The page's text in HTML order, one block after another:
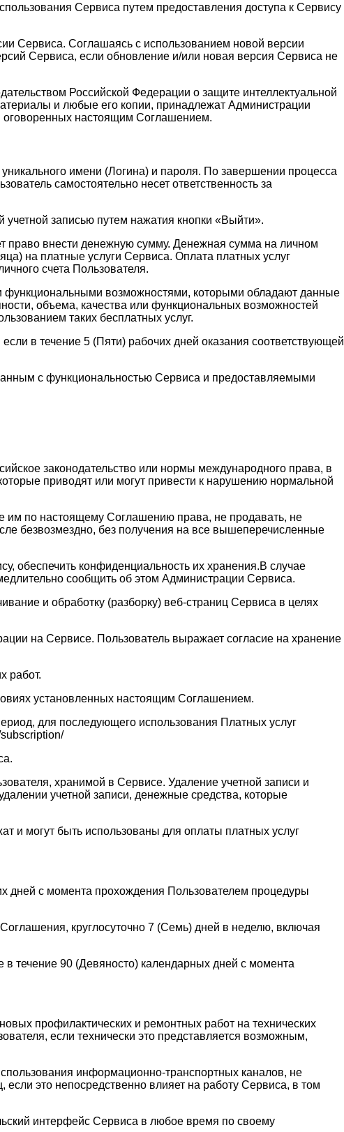
Сервиса путем предоставления доступа к Сервису
Сервиса. Соглашаясь с использованием новой версии
Сервиса, если обновление и/или новая версия Сервиса не
Российской Федерации о защите интеллектуальной
и любые его копии, принадлежат Администрации
оговоренных настоящим Соглашением.
имени (Логина) и пароля. По завершении процесса
самостоятельно несет ответственность за
записью путем нажатия кнопки «Выйти».
право внести денежную сумму. Денежная сумма на личном
на платные услуги Сервиса. Оплата платных услуг
счета Пользователя.
функциональными возможностями, которыми обладают данные
объема, качества или функциональных возможностей
таких бесплатных услуг.
в течение 5 (Пяти) рабочих дней оказания соответствующей
с функциональностью Сервиса и предоставляемыми
законодательство или нормы международного права, в
приводят или могут привести к нарушению нормальной
им по настоящему Соглашению права, не продавать, не
безвозмездно, без получения на все вышеперечисленные
обеспечить конфиденциальность их хранения.В случае
сообщить об этом Администрации Сервиса.
и обработку (разборку) веб-страниц Сервиса в целях
на Сервисе. Пользователь выражает согласие на хранение
работ.
установленных настоящим Соглашением.
для последующего использования Платных услуг
хранимой в Сервисе. Удаление учетной записи и
учетной записи, денежные средства, которые
и могут быть использованы для оплаты платных услуг
дней с момента прохождения Пользователем процедуры
круглосуточно 7 (Семь) дней в неделю, включая
течение 90 (Девяносто) календарных дней с момента
профилактических и ремонтных работ на технических
если технически это представляется возможным,
информационно-транспортных каналов, не
это непосредственно влияет на работу Сервиса, в том
интерфейс Сервиса в любое время по своему